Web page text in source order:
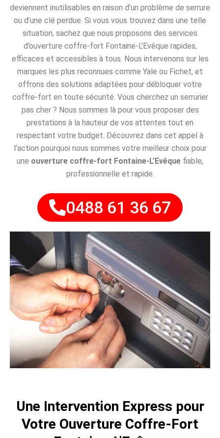
deviennent inutilisables en raison d’un problème de serrure
ou d’une clé perdue. Si vous vous trouvez dans une telle
situation, sachez que nous proposons des services
d’ouverture coffre-fort Fontaine-L’Evêque rapides,
efficaces et accessibles à tous. Nous intervenons sur les
marques les plus reconnues comme Yale ou Fichet, et
offrons des solutions adaptées pour débloquer votre
coffre-fort en toute sécurité. Vous cherchez un serrurier
pas cher ? Nous sommes là pour vous proposer des
prestations à la hauteur de vos attentes tout en
respectant votre budget. Découvrez dans cet appel à
l’action pourquoi nous sommes votre meilleur choix pour
une ouverture coffre-fort Fontaine-L’Evêque fiable,
professionnelle et rapide.
0488 61 36 67
Une Intervention Express pour
Votre Ouverture Coffre-Fort